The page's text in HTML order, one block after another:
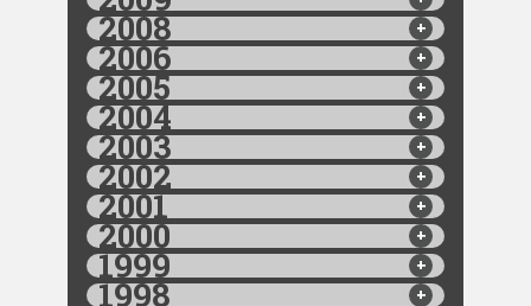
2008
2006
2005
2004
2003
2002
2001
2000
1999
1998